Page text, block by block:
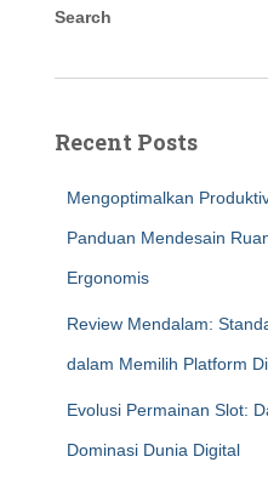
Search
Recent Posts
Mengoptimalkan
Panduan Mendesain
Ergonomis
Review Mendalam:
dalam Memilih Platform
Evolusi Permainan Slot:
Dominasi Dunia Digital